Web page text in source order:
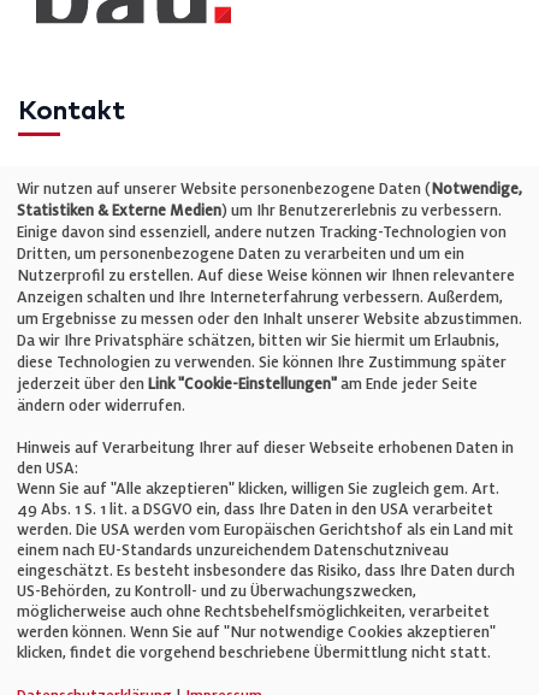
Kontakt
Telefon: +49 (0)711 2585563-0
E-Mail:info@bauelemente-bau.eu
Unternehmen
Impressum
Cookie-Einstellungen
AGB
© Verlag für Fachpublizistik GmbH
Wir nutzen auf unserer Website personenbezogene Daten (Notwendige,
Statistiken & Externe Medien) um Ihr Benutzererlebnis zu verbessern.
Einige davon sind essenziell, andere nutzen Tracking-Technologien von
Dritten, um personenbezogene Daten zu verarbeiten und um ein
Nutzerprofil zu erstellen. Auf diese Weise können wir Ihnen relevantere
Anzeigen schalten und Ihre Interneterfahrung verbessern. Außerdem,
um Ergebnisse zu messen oder den Inhalt unserer Website abzustimmen.
Da wir Ihre Privatsphäre schätzen, bitten wir Sie hiermit um Erlaubnis,
diese Technologien zu verwenden. Sie können Ihre Zustimmung später
jederzeit über den Link "Cookie-Einstellungen" am Ende jeder Seite
ändern oder widerrufen.
Hinweis auf Verarbeitung Ihrer auf dieser Webseite erhobenen Daten in
den USA:
Wenn Sie auf "Alle akzeptieren" klicken, willigen Sie zugleich gem. Art.
49 Abs. 1 S. 1 lit. a DSGVO ein, dass Ihre Daten in den USA verarbeitet
werden. Die USA werden vom Europäischen Gerichtshof als ein Land mit
einem nach EU-Standards unzureichendem Datenschutzniveau
eingeschätzt. Es besteht insbesondere das Risiko, dass Ihre Daten durch
US-Behörden, zu Kontroll- und zu Überwachungszwecken,
möglicherweise auch ohne Rechtsbehelfsmöglichkeiten, verarbeitet
werden können. Wenn Sie auf "Nur notwendige Cookies akzeptieren"
klicken, findet die vorgehend beschriebene Übermittlung nicht statt.